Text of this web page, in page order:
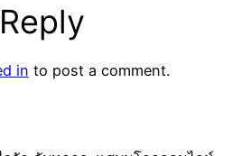
in to post a comment.